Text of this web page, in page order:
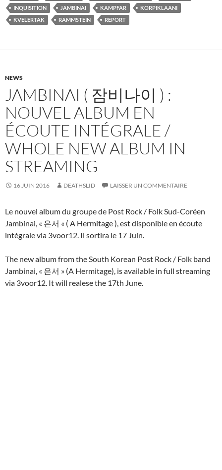
INQUISITION
JAMBINAI KAMPFAR
KORPIKLAANI
KVELERTAK
RAMMSTEIN REPORT
NEWS
JAMBINAI ( 잠비나이 ) :
NOUVEL ALBUM EN
ÉCOUTE INTÉGRALE /
WHOLE NEW ALBUM IN
STREAMING
16 JUIN 2016 DEATHSLID LAISSER UN COMMENTAIRE
Le nouvel album du groupe de Post Rock / Folk Sud-Coréen
Jambinai, « 은서 « ( A Hermitage ), est disponible en écoute
intégrale via 3voor12. Il sortira le 17 Juin.
The new album from the South Korean Post Rock / Folk band
Jambinai, « 은서 » (A Hermitage), is available in full streaming
via 3voor12. It will realese the 17th June.